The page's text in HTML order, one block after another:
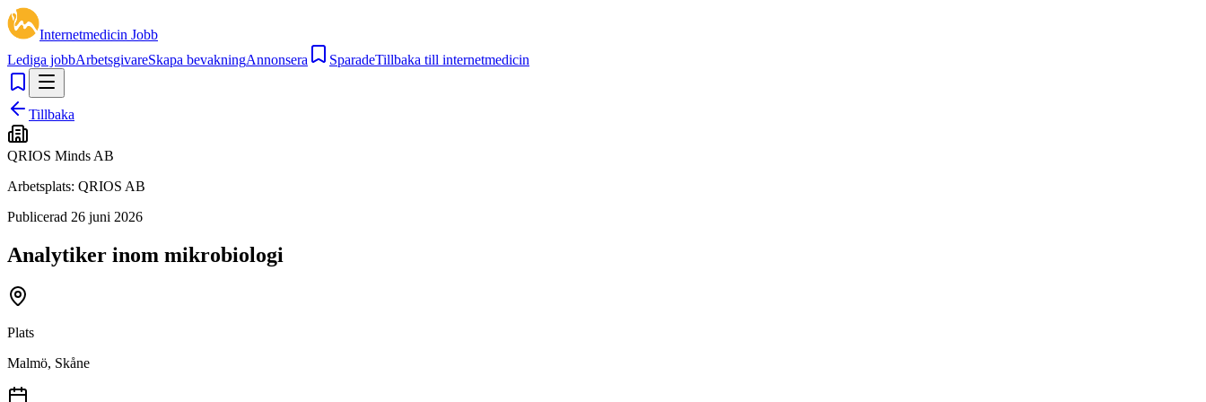
Internetmedicin Jobb
Lediga jobbArbetsgivareSkapa bevakningAnnonsera SparadeTillbaka till internetmedicin
Tillbaka
QRIOS Minds AB
Arbetsplats: QRIOS AB
Publicerad 26 juni 2026
Analytiker inom mikrobiologi
Plats
Malmö, Skåne